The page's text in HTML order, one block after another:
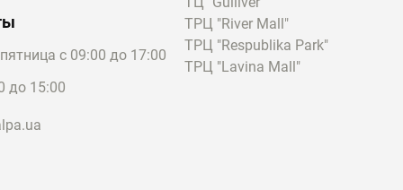
но при этом они
украшений
с 09:00 до 17:00
до 15:00
ТРЦ "River Mall"
ТРЦ "Respublika Park"
ТРЦ "Lavina Mall"